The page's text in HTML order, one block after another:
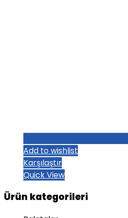
Add to wishlist
Karşılaştır
Quick View
Ürün kategorileri